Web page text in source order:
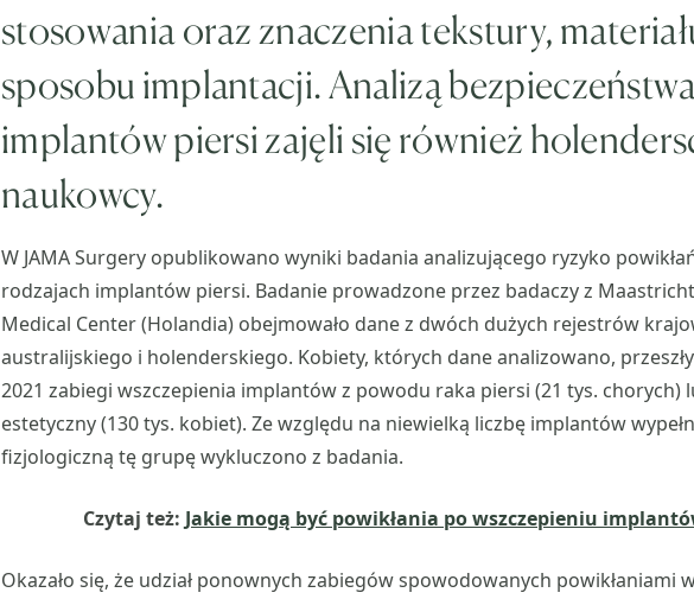
stosowania oraz znaczenia tekstury,
sposobu implantacji. Analizą
implantów piersi zajęli się również
naukowcy.
W JAMA Surgery opublikowano wyniki badania analizującego ryzyko
rodzajach implantów piersi. Badanie prowadzone przez badaczy z
Medical Center (Holandia) obejmowało dane z dwóch dużych rejestrów
australijskiego i holenderskiego. Kobiety, których dane analizowano,
2021 zabiegi wszczepienia implantów z powodu raka piersi (21 tys. chorych)
estetyczny (130 tys. kobiet). Ze względu na niewielką liczbę implantów
fizjologiczną tę grupę wykluczono z badania.
Czytaj też: Jakie mogą być powikłania po wszczepieniu
Okazało się, że udział ponownych zabiegów spowodowanych powikłaniami